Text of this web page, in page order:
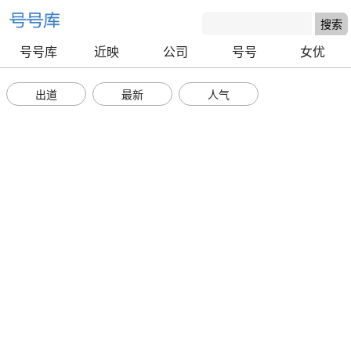
号号库 近映 公司 号号 女优
出道 最新 人气